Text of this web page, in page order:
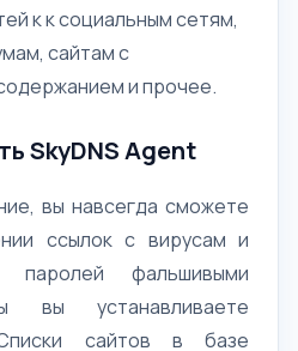
к к социальным сетям,
сайтам с
и прочее.
SkyDNS Agent
вы навсегда сможете
ссылок с вирусам и
паролей фальшивыми
вы устанавливаете
сайтов в базе